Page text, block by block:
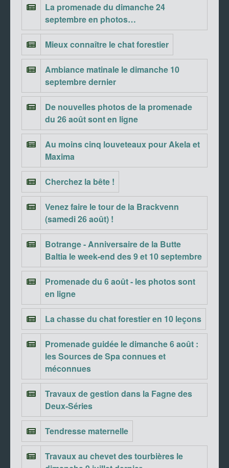
La promenade du dimanche 24
septembre en photos…
Mieux connaître le chat forestier
Ambiance matinale le dimanche 10
septembre dernier
De nouvelles photos de la promenade
du 26 août sont en ligne
Au moins cinq louveteaux pour Akela et
Maxima
Cherchez la bête !
Venez faire le tour de la Brackvenn
(samedi 26 août) !
Botrange - Anniversaire de la Butte
Baltia le week-end des 9 et 10 septembre
Promenade du 6 août - les photos sont
en ligne
La chasse du chat forestier en 10 leçons
Promenade guidée le dimanche 6 août :
les Sources de Spa connues et
méconnues
Travaux de gestion dans la Fagne des
Deux-Séries
Tendresse maternelle
Travaux au chevet des tourbières le